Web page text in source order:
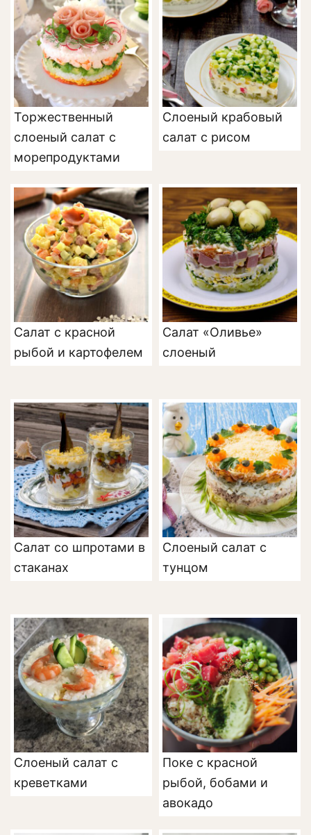
Торжественный
слоеный салат с
морепродуктами
Слоеный крабовый
салат с рисом
Салат с красной
рыбой и картофелем
Салат «Оливье»
слоеный
Салат со шпротами в
стаканах
Слоеный салат с
тунцом
Слоеный салат с
креветками
Поке с красной
рыбой, бобами и
авокадо